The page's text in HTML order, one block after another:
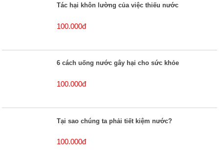
Tác hại khôn lường của việc thiếu nước
100.000đ
6 cách uống nước gây hại cho sức khỏe
100.000đ
Tại sao chúng ta phải tiết kiệm nước?
100.000đ